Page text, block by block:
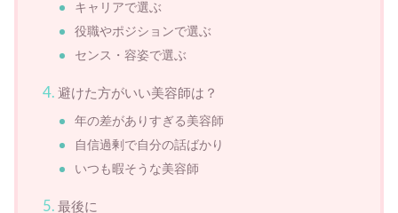
キャリアで選ぶ
役職やポジションで選ぶ
センス・容姿で選ぶ
避けた方がいい美容師は？
年の差がありすぎる美容師
自信過剰で自分の話ばかり
いつも暇そうな美容師
最後に